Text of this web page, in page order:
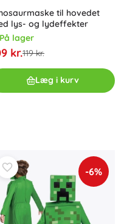
til hovedet
lys- og lydeffekter
På lager
kr.119 kr.
Læg i kurv
-6%